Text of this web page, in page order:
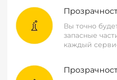
Вы точно
запасные
каждый